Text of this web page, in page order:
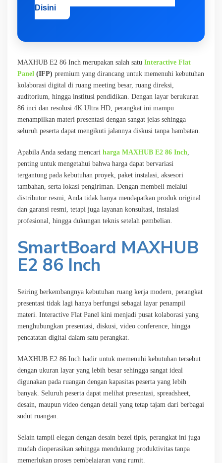
Disini
MAXHUB E2 86 Inch merupakan salah satu Interactive Flat
Panel (IFP) premium yang dirancang untuk memenuhi kebutuhan
kolaborasi digital di ruang meeting besar, ruang direksi,
auditorium, hingga institusi pendidikan. Dengan layar berukuran
86 inci dan resolusi 4K Ultra HD, perangkat ini mampu
menampilkan materi presentasi dengan sangat jelas sehingga
seluruh peserta dapat mengikuti jalannya diskusi tanpa hambatan.
Apabila Anda sedang mencari harga MAXHUB E2 86 Inch
penting untuk mengetahui bahwa harga dapat bervariasi
tergantung pada kebutuhan proyek, paket instalasi, aksesori
tambahan, serta lokasi pengiriman. Dengan membeli melalui
distributor resmi, Anda tidak hanya mendapatkan produk original
dan garansi resmi, tetapi juga layanan konsultasi, instalasi
profesional, hingga dukungan teknis setelah pembelian.
SmartBoard MAXHUB
E2 86 Inch
Seiring berkembangnya kebutuhan ruang kerja modern, perangkat
presentasi tidak lagi hanya berfungsi sebagai layar penampil
materi. Interactive Flat Panel kini menjadi pusat kolaborasi yang
menghubungkan presentasi, diskusi, video conference, hingga
pencatatan digital dalam satu perangkat.
MAXHUB E2 86 Inch hadir untuk memenuhi kebutuhan tersebut
dengan ukuran layar yang lebih besar sehingga sangat ideal
digunakan pada ruangan dengan kapasitas peserta yang lebih
banyak. Seluruh peserta dapat melihat presentasi, spreadsheet,
desain, maupun video dengan detail yang tetap tajam dari berbagai
sudut ruangan.
Selain tampil elegan dengan desain bezel tipis, perangkat ini juga
mudah dioperasikan sehingga mendukung produktivitas tanpa
memerlukan proses pembelajaran yang rumit.